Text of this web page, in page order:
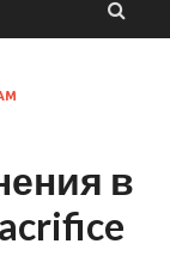
в